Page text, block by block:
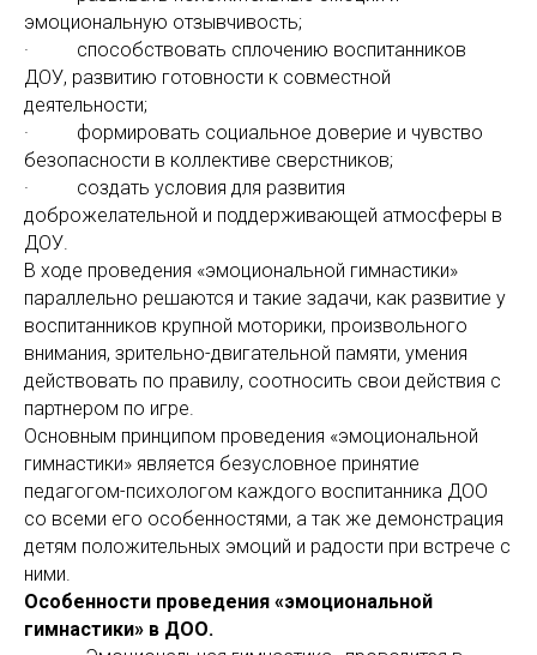
эмоциональную отзывчивость;
· способствовать сплочению воспитанников
ДОУ, развитию готовности к совместной
деятельности;
· формировать социальное доверие и чувство
безопасности в коллективе сверстников;
· создать условия для развития
доброжелательной и поддерживающей атмосферы в
ДОУ.
В ходе проведения «эмоциональной гимнастики»
параллельно решаются и такие задачи, как развитие у
воспитанников крупной моторики, произвольного
внимания, зрительно-двигательной памяти, умения
действовать по правилу, соотносить свои действия с
партнером по игре.
Основным принципом проведения «эмоциональной
гимнастики» является безусловное принятие
педагогом-психологом каждого воспитанника ДОО
со всеми его особенностями, а так же демонстрация
детям положительных эмоций и радости при встрече с
ними.
Особенности проведения «эмоциональной
гимнастики» в ДОО.